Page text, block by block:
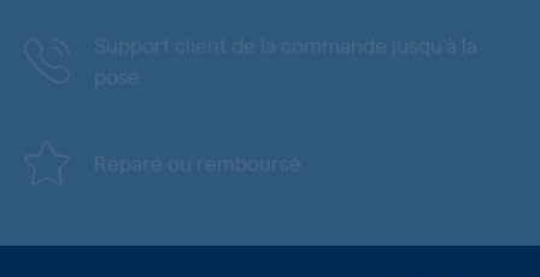
Support client de la commande jusqu'à la
pose
Réparé ou remboursé